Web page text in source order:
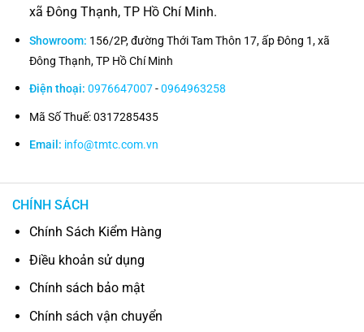
xã Đông Thạnh, TP Hồ Chí Minh.
Showroom: 156/2P, đường Thới Tam Thôn 17, ấp Đông 1, xã
Đông Thạnh, TP Hồ Chí Minh
Điện thoại: 0976647007-0964963258
Mã Số Thuế: 0317285435
Email: info@tmtc.com.vn
CHÍNH SÁCH
Chính Sách Kiểm Hàng
Điều khoản sử dụng
Chính sách bảo mật
Chính sách vận chuyển